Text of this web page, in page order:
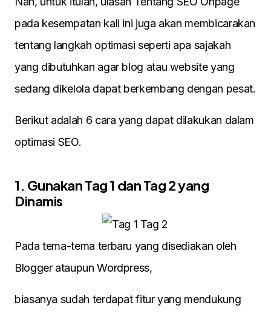
pada kesempatan kali ini juga akan membicarakan
tentang langkah optimasi seperti apa sajakah
yang dibutuhkan agar blog atau website yang
sedang dikelola dapat berkembang dengan pesat.
Berikut adalah 6 cara yang dapat dilakukan dalam
optimasi SEO.
1. Gunakan Tag 1 dan Tag 2 yang
Dinamis
Pada tema-tema terbaru yang disediakan oleh
Blogger ataupun Wordpress,
biasanya sudah terdapat fitur yang mendukung